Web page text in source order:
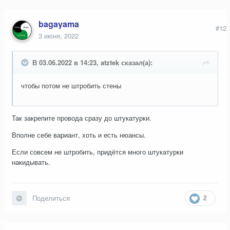
bagayama
3 июня, 2022
#12
В 03.06.2022 в 14:23, atztek сказал(а):
чтобы потом не штробить стены
Так закрепите провода сразу до штукатурки.
Вполне себе вариант, хоть и есть нюансы.
Если совсем не штробить, придётся много штукатурки
накидывать.
2
Поделиться